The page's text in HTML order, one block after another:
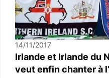
14/11/2017
Irlande et Irlande du
veut enfin chanter à